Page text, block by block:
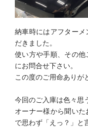
納車時にはアフター
だきました。
使い方や手順、その
にお問合せ下さい。
この度のご用命ありが
今回のご入庫は色々思
オーナー様から聞い
で思わず「えっ？」と